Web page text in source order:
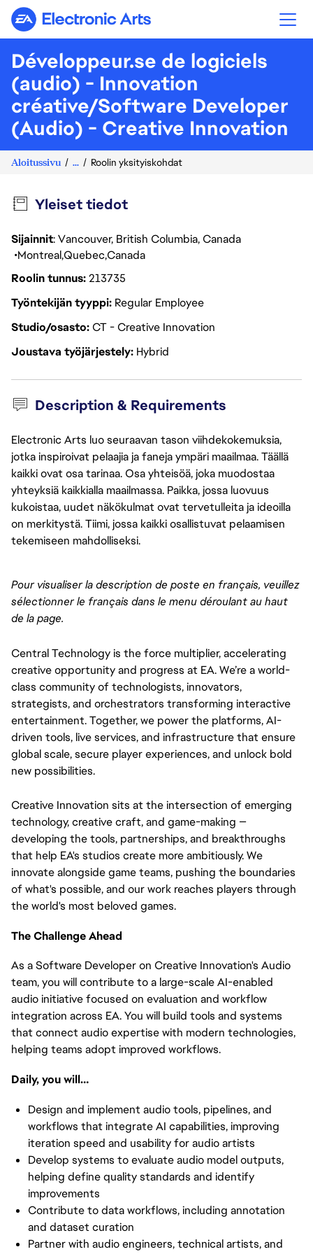
Electronic Arts
Développeur.se de logiciels
(audio) - Innovation
créative/Software Developer
(Audio) - Creative Innovation
Aloitussivu ... Roolin yksityiskohdat
Yleiset tiedot
Sijainnit: Vancouver, British Columbia, Canada
MontrealQuebecCanada
Roolin tunnus213735
Työntekijän tyyppi Regular Employee
Studio/osastoCT - Creative Innovation
Joustava työjärjestely Hybrid
Description & Requirements
Electronic Arts luo seuraavan tason viihdekokemuksia,
jotka inspiroivat pelaajia ja faneja ympäri maailmaa. Täällä
kaikki ovat osa tarinaa. Osa yhteisöä, joka muodostaa
yhteyksiä kaikkialla maailmassa. Paikka, jossa luovuus
kukoistaa, uudet näkökulmat ovat tervetulleita ja ideoilla
on merkitystä. Tiimi, jossa kaikki osallistuvat pelaamisen
tekemiseen mahdolliseksi.
Pour visualiser la description de poste en français, veuillez
sélectionner le français dans le menu déroulant au haut
de la page.
Central Technology is the force multiplier, accelerating
creative opportunity and progress at EA. We’re a world-
class community of technologists, innovators,
strategists, and orchestrators transforming interactive
entertainment. Together, we power the platforms, AI-
driven tools, live services, and infrastructure that ensure
global scale, secure player experiences, and unlock bold
new possibilities.
Creative Innovation sits at the intersection of emerging
technology, creative craft, and game-making —
developing the tools, partnerships, and breakthroughs
that help EA's studios create more ambitiously. We
innovate alongside game teams, pushing the boundaries
of what's possible, and our work reaches players through
the world's most beloved games.
The Challenge Ahead
As a Software Developer on Creative Innovation's Audio
team, you will contribute to a large-scale AI-enabled
audio initiative focused on evaluation and workflow
integration across EA. You will build tools and systems
that connect audio expertise with modern technologies,
helping teams adopt improved workflows.
Daily, you will…
Design and implement audio tools, pipelines, and
workflows that integrate AI capabilities, improving
iteration speed and usability for audio artists
Develop systems to evaluate audio model outputs,
helping define quality standards and identify
improvements
Contribute to data workflows, including annotation
and dataset curation
Partner with audio engineers, technical artists, and